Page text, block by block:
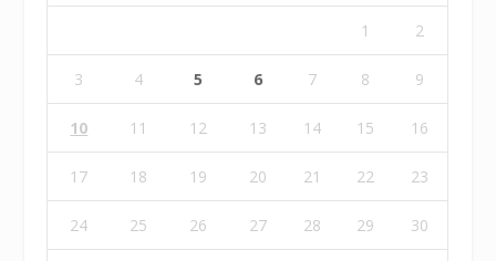
1 2
3 4 5 6 7 8 9
10 11 12 13 14 15 16
17 18 19 20 21 22 23
24 25 26 27 28 29 30